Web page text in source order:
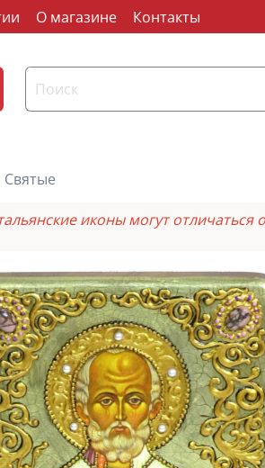
О магазине Контакты
Святые
иконы могут отличаться